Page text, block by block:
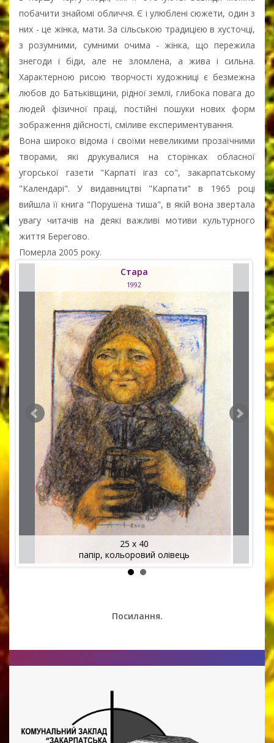
побачити знайомі обличчя. Є і улюблені сюжети, один з
них - це жінка, мати. За сільською традицією в хусточці,
з розумними, сумними очима - жінка, що пережила
знегоди і біди, але не зломлена, а жива і сильна.
Характерною рисою творчості художниці є безмежна
любов до Батьківщини, рідної землі, глибока повага до
людей фізичної праці, постійні пошуки нових форм
зображення дійсності, сміливе експериментування.
Вона широко відома і своїми невеликими прозаїчними
творами, які друкувалися на сторінках обласної
угорської газети "Карпаті ігаз со", закарпатському
"Календарі". У видавництві "Карпати" в 1965 році
вийшла її книга "Порушена тиша", в якій вона звертала
увагу читачів на деякі важливі мотиви культурного
життя Берегово.
Померла 2005 року.
Стара
1992
25 x 40
папір, кольоровий олівець
Посилання.